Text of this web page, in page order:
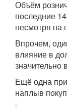
Объём
последние
несмотря на
Впрочем,
влияние в
Ещё одна
наплыв